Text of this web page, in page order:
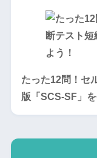
たった12問！セ
版「SCS-SF」